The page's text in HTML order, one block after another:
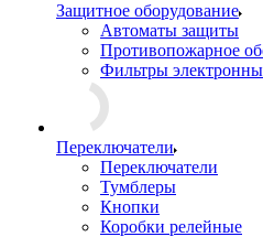
Защитное оборудование
Автоматы защиты
Противопожарное
Фильтры
Переключатели
Переключатели
Тумблеры
Кнопки
Коробки релейные